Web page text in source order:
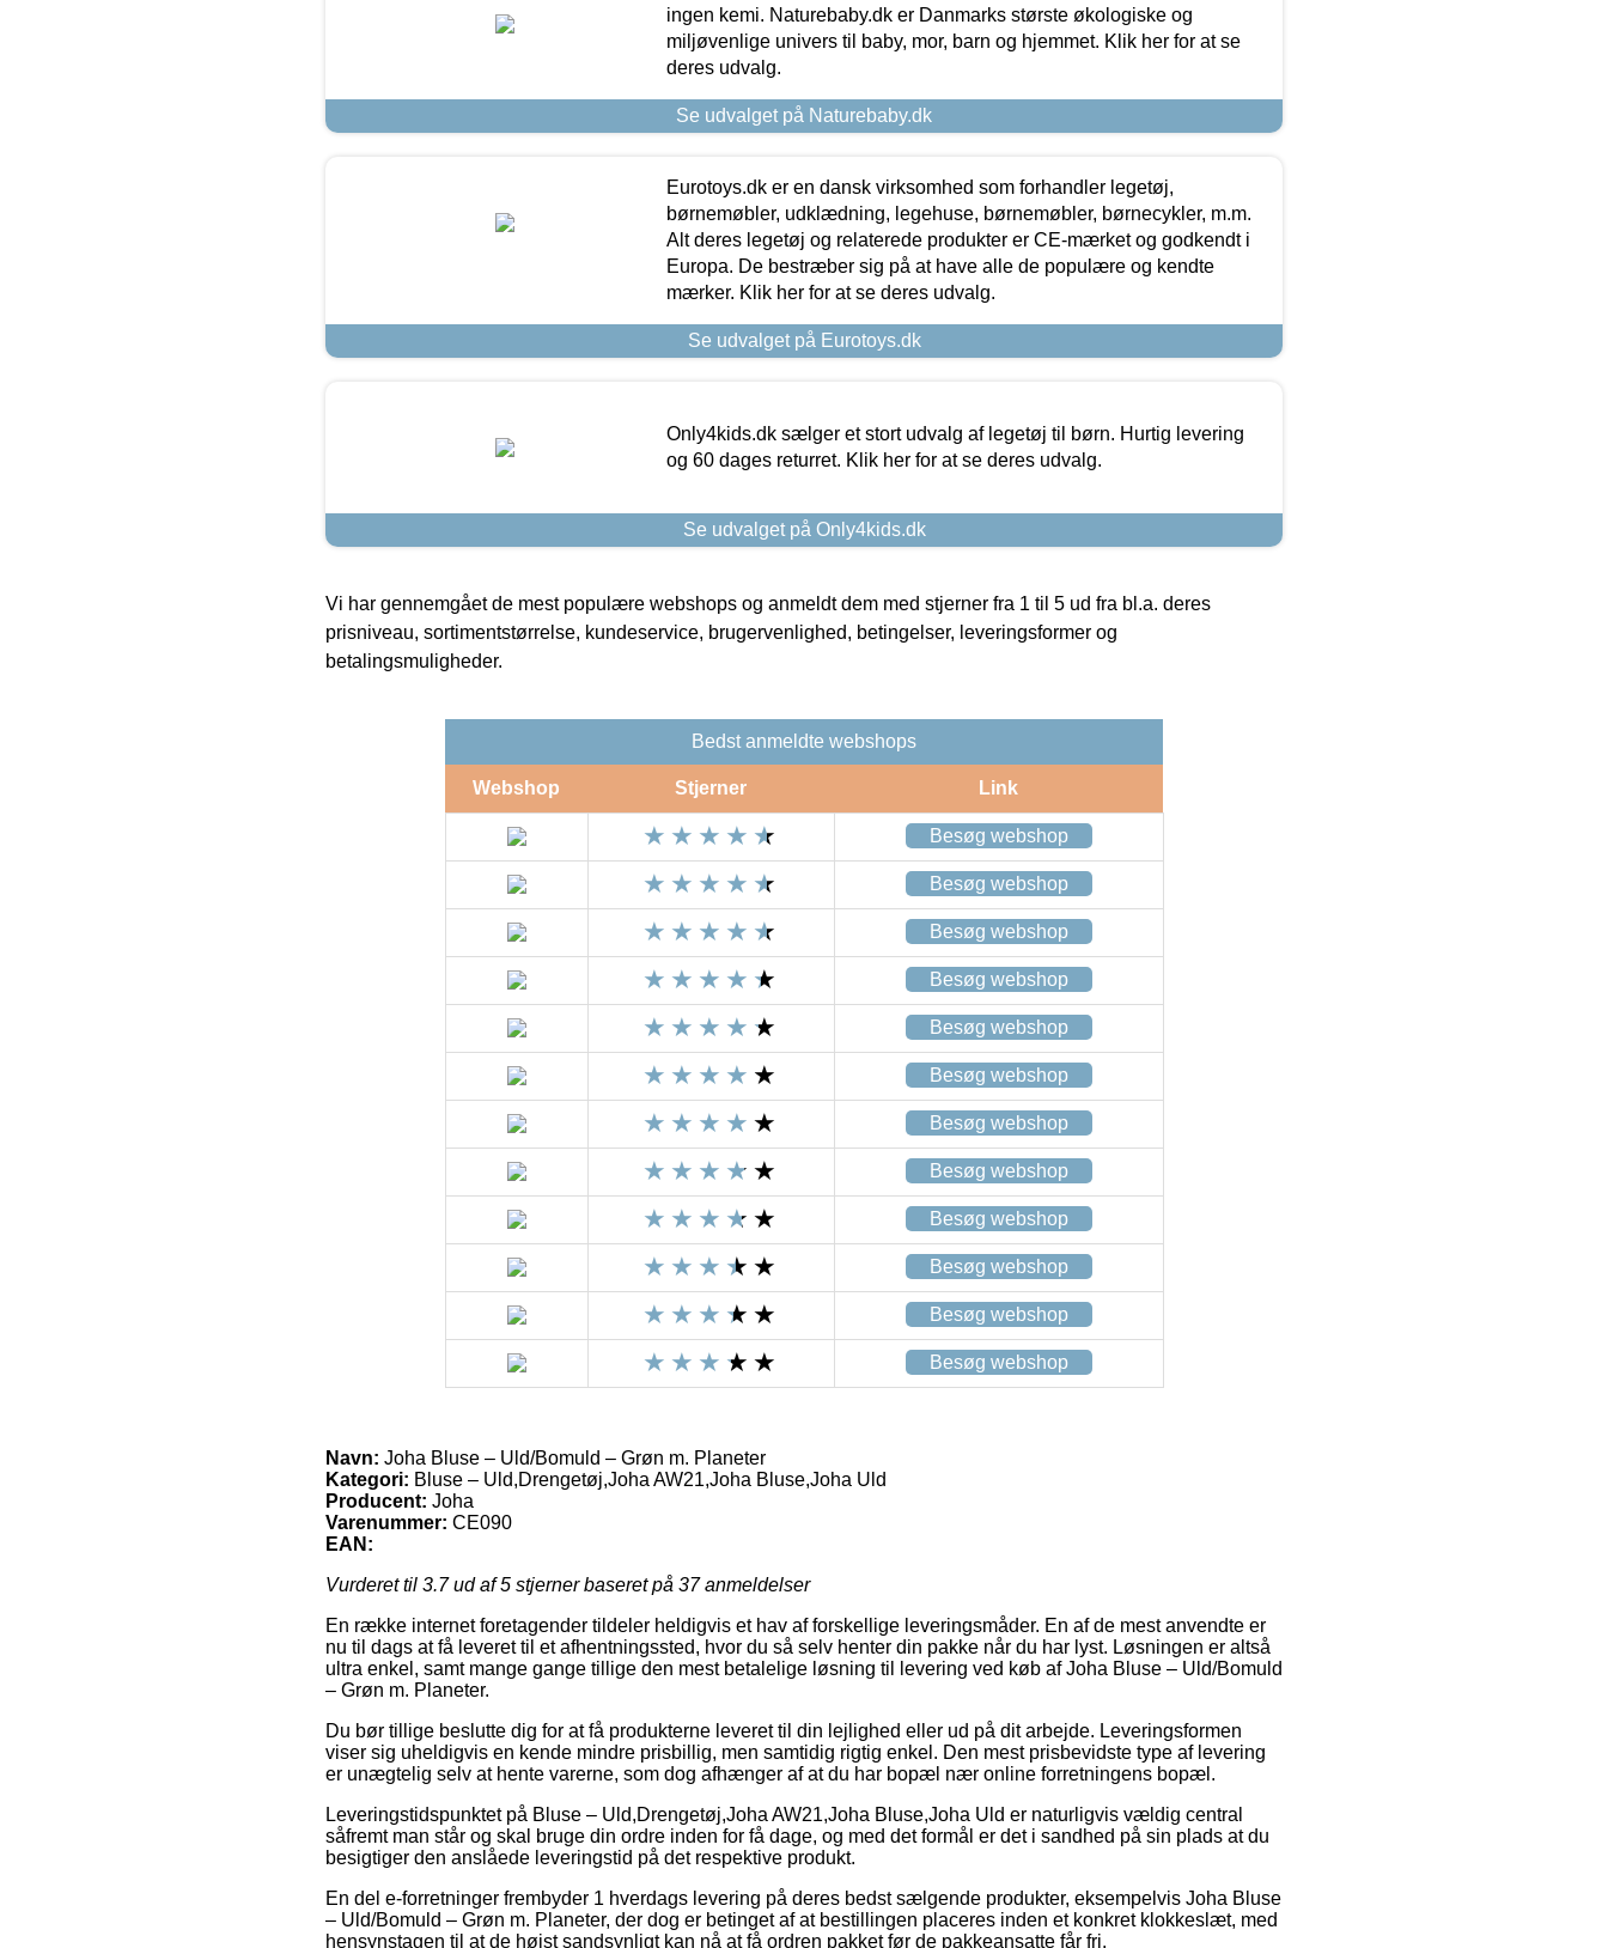
ingen kemi. Naturebaby.dk er Danmarks største økologiske og
miljøvenlige univers til baby, mor, barn og hjemmet. Klik her for at se
deres udvalg.
Se udvalget på Naturebaby.dk
Eurotoys.dk er en dansk virksomhed som forhandler legetøj,
børnemøbler, udklædning, legehuse, børnemøbler, børnecykler, m.m.
Alt deres legetøj og relaterede produkter er CE-mærket og godkendt i
Europa. De bestræber sig på at have alle de populære og kendte
mærker. Klik her for at se deres udvalg.
Se udvalget på Eurotoys.dk
Only4kids.dk sælger et stort udvalg af legetøj til børn. Hurtig levering
og 60 dages returret. Klik her for at se deres udvalg.
Se udvalget på Only4kids.dk
Vi har gennemgået de mest populære webshops og anmeldt dem med stjerner fra 1 til 5 ud fra bl.a. deres
prisniveau, sortimentstørrelse, kundeservice, brugervenlighed, betingelser, leveringsformer og
betalingsmuligheder.
Bedst anmeldte webshops
Webshop Stjerner Link
Besøg webshop
Besøg webshop
Besøg webshop
Besøg webshop
Besøg webshop
Besøg webshop
Besøg webshop
Besøg webshop
Besøg webshop
Besøg webshop
Besøg webshop
Besøg webshop
Navn: Joha Bluse – Uld/Bomuld – Grøn m. Planeter
Kategori: Bluse – Uld,Drengetøj,Joha AW21,Joha Bluse,Joha Uld
Producent: Joha
Varenummer: CE090
EAN:
Vurderet til 3.7ud af 5 stjerner baseret på 37anmeldelser
En række internet foretagender tildeler heldigvis et hav af forskellige leveringsmåder. En af de mest anvendte er
nu til dags at få leveret til et afhentningssted, hvor du så selv henter din pakke når du har lyst. Løsningen er altså
ultra enkel, samt mange gange tillige den mest betalelige løsning til levering ved køb af Joha Bluse – Uld/Bomuld
– Grøn m. Planeter.
Du bør tillige beslutte dig for at få produkterne leveret til din lejlighed eller ud på dit arbejde. Leveringsformen
viser sig uheldigvis en kende mindre prisbillig, men samtidig rigtig enkel. Den mest prisbevidste type af levering
er unægtelig selv at hente varerne, som dog afhænger af at du har bopæl nær online forretningens bopæl.
Leveringstidspunktet på Bluse – Uld,Drengetøj,Joha AW21,Joha Bluse,Joha Uld er naturligvis vældig central
såfremt man står og skal bruge din ordre inden for få dage, og med det formål er det i sandhed på sin plads at du
besigtiger den anslåede leveringstid på det respektive produkt.
En del e-forretninger frembyder 1 hverdags levering på deres bedst sælgende produkter, eksempelvis Joha Bluse
– Uld/Bomuld – Grøn m. Planeter, der dog er betinget af at bestillingen placeres inden et konkret klokkeslæt, med
hensynstagen til at de højst sandsynligt kan nå at få ordren pakket før de pakkeansatte får fri.